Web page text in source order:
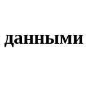
данными